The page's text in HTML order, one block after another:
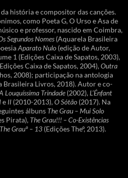
história e compositor das canções.
como Poeta G, O Urso e Asa de
e professor, nascido em Coimbra,
Segundos Nomes (Aquarela Brasileira
Aparato Nulo (edição de Autor,
1 (Edições Caixa de Sapatos, 2003),
Caixa de Sapatos, 2004),Outra
2008); participação na antologia
Brasileira Livros, 2018). Autor e co-
Louquíssima Trindade (2002),L’Énfant
e II (2010-2013),O Sótão (2017). Na
álbuns The Grau – Mui Solo
Pirata), The Grau!!! – Co-Existências
The Grauº – 13 (Edições Theº, 2013).